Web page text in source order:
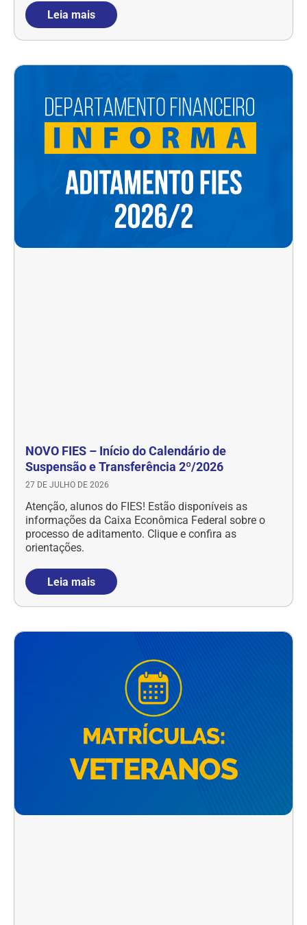
Leia mais
NOVO FIES – Início do Calendário de
Suspensão e Transferência 2º/2026
27 DE JULHO DE 2026
Atenção, alunos do FIES! Estão disponíveis as
informações da Caixa Econômica Federal sobre o
processo de aditamento. Clique e confira as
orientações.
Leia mais